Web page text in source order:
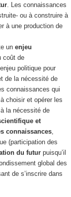
. Les connaissances
ou à construire à
à une production de
un enjeu
coût de
politique pour
de la nécessité de
connaissances qui
choisir et opérer les
la nécessité de
et
connaissances,
(participation des
du futurpuisqu’il
global des
de s’inscrire dans